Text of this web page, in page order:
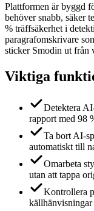
Plattformen är byggd
behöver snabb, säker
% träffsäkerhet i
paragrafomskrivare
sticker Smodin ut från
Viktiga
Detektera
rapport med 98
Ta bort AI-
automatiskt till
Omarbeta
utan att tappa
Kontrollera